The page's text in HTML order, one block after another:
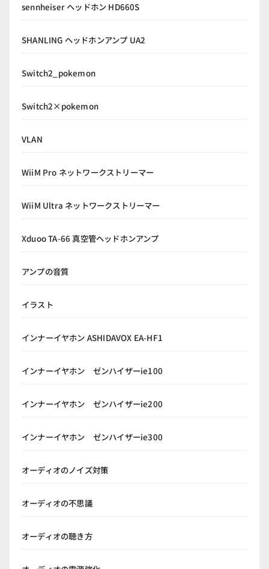
sennheiser ヘッドホン HD660S
SHANLING ヘッドホンアンプ UA2
Switch2_pokemon
Switch2×pokemon
VLAN
WiiM Pro ネットワークストリーマー
WiiM Ultra ネットワークストリーマー
Xduoo TA-66 真空管ヘッドホンアンプ
アンプの音質
イラスト
インナーイヤホン ASHIDAVOX EA-HF1
インナーイヤホン ゼンハイザーie100
インナーイヤホン ゼンハイザーie200
インナーイヤホン ゼンハイザーie300
オーディオのノイズ対策
オーディオの不思議
オーディオの聴き方